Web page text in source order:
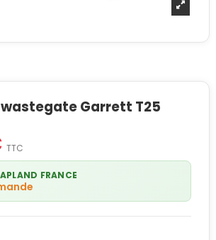
Garrett T25
TTC
FRANCE